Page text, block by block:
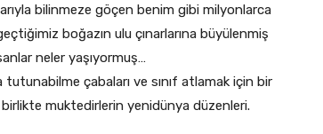
bilinmeze göçen benim gibi milyonlarca
boğazın ulu çınarlarına büyülenmiş
neler yaşıyormuş…
tutunabilme çabaları ve sınıf atlamak için bir
birlikte muktedirlerin yenidünya düzenleri.